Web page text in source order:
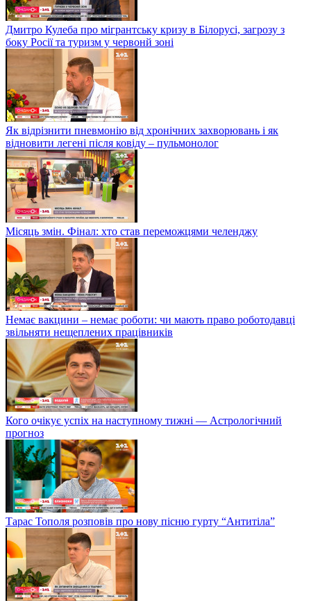
Дмитро Кулеба про мігрантську кризу в Білорусі, загрозу з
боку Росії та туризм у червонй зоні
Як відрізнити пневмонію від хронічних захворювань і як
відновити легені після ковіду – пульмонолог
Місяць змін. Фінал: хто став переможцями челенджу
Немає вакцини – немає роботи: чи мають право роботодавці
звільняти нещеплених працівників
Кого очікує успіх на наступному тижні — Астрологічний
прогноз
Тарас Тополя розповів про нову пісню гурту “Антитіла”